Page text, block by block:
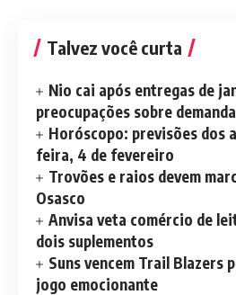
Talvez você curta
Nio cai após entregas de
preocupações sobre
Horóscopo: previsões dos
feira, 4 de fevereiro
Trovões e raios devem
Osasco
Anvisa veta comércio de
dois suplementos
Suns vencem Trail Blazers
jogo emocionante